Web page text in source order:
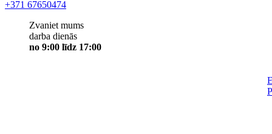
+371 67650474
Zvaniet mums
darba dienās
no 9:00 līdz 17:00